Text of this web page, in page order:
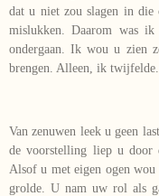
dat u niet zou slagen in die
mislukken. Daarom was
ondergaan. Ik wou u zien
brengen. Alleen, ik
Van zenuwen leek u geen
de voorstelling liep u door
Alsof u met eigen ogen
grolde. U nam uw rol als